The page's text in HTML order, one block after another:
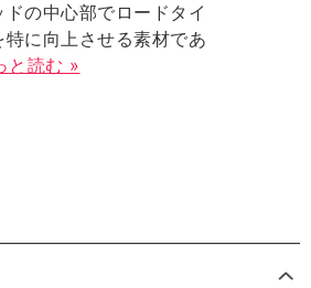
ドの中心部でロードタイ
特に向上させる素材であ
と読む »